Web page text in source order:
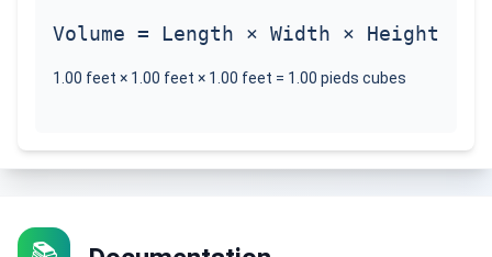
Volume = Length × Width × Height
1.00 feet × 1.00 feet × 1.00 feet = 1.00 pieds cubes